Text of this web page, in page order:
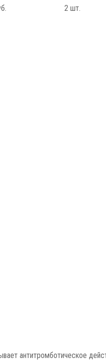
2 шт.
антитромботическое